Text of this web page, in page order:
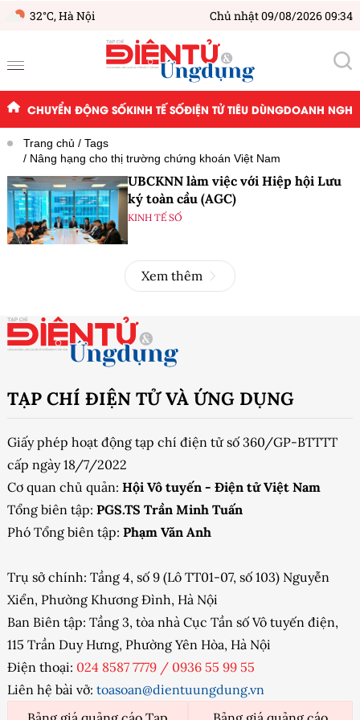
32°C,Hà Nội Chủ nhật 09/08/2026 09:34
CHUYỂN ĐỘNG SỐKINH TẾ SỐĐIỆN TỬ TIÊU DÙNGDOANH
Trang chủ
Tags
Nâng hạng cho thị trường chứng khoán Việt Nam
UBCKNN làm việc với Hiệp hội Lưu
ký toàn cầu (AGC)
KINH TẾ SỐ
Xem thêm
TẠP CHÍ ĐIỆN TỬ VÀ ỨNG DỤNG
Giấy phép hoạt động tạp chí điện tử số 360/GP-BTTTT
cấp ngày 18/7/2022
Cơ quan chủ quản: Hội Vô tuyến - Điện tử Việt Nam
Tổng biên tập: PGS.TS Trần Minh Tuấn
Phó Tổng biên tập: Phạm Văn Anh
Trụ sở chính: Tầng 4, số 9 (Lô TT01-07, số 103) Nguyễn
Xiển, Phường Khương Đình, Hà Nội
Ban Biên tập: Tầng 3, tòa nhà Cục Tần số Vô tuyến điện,
115 Trần Duy Hưng, Phường Yên Hòa, Hà Nội
Điện thoại: 024 8587 7779 / 0936 55 99 55
Liên hệ bài vở: toasoan@dientuungdung.vn